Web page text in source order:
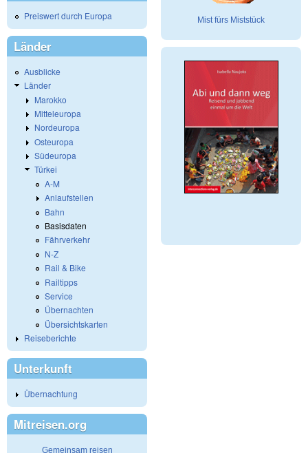
Preiswert durch Europa
Länder
Ausblicke
Länder
Marokko
Mitteleuropa
Nordeuropa
Osteuropa
Südeuropa
Türkei
A-M
Anlaufstellen
Bahn
Basisdaten
Fährverkehr
N-Z
Rail & Bike
Railtipps
Service
Übernachten
Übersichtskarten
Reiseberichte
Unterkunft
Übernachtung
Mitreisen.org
Gemeinsam reisen
Mist fürs Miststück